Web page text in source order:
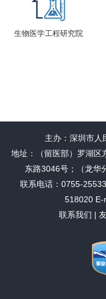
生物医学工程研究院
主办：深圳市
地址：（留医部）罗湖区
东路3046号；（龙华
联系电话：0755-
518020 E-
联系我们 |